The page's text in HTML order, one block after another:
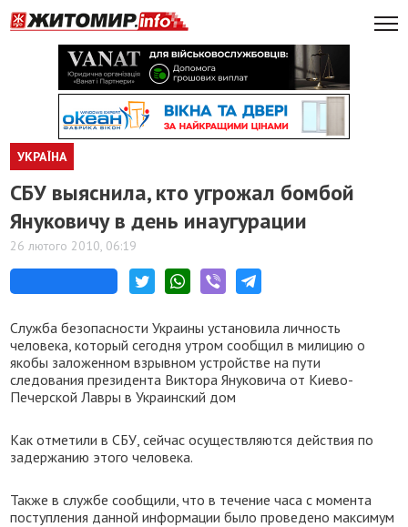
УКРАЇНА
СБУ выяснила, кто угрожал бомбой
Януковичу в день инаугурации
26 лютого 2010, 06:19
Служба безопасности Украины установила личность
человека, который сегодня утром сообщил в милицию о
якобы заложенном взрывном устройстве на пути
следования президента Виктора Януковича от Киево-
Печерской Лавры в Украинский дом
Как отметили в СБУ, сейчас осуществляются действия по
задержанию этого человека.
Также в службе сообщили, что в течение часа с момента
поступления данной информации было проведено максимум